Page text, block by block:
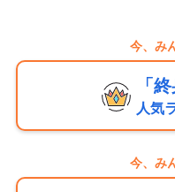
今、み
「
人気
今、み